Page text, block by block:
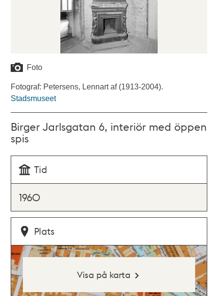
Foto
Fotograf: Petersens, Lennart af (1913-2004).
Stadsmuseet
Birger Jarlsgatan 6, interiör med öppen
spis
Tid
1960
Plats
Visa på karta